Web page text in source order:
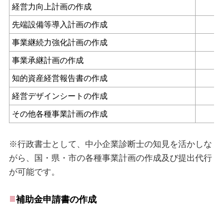
経営力向上計画の作成
先端設備等導入計画の作成
事業継続力強化計画の作成
事業承継計画の作成
知的資産経営報告書の作成
経営デザインシートの作成
その他各種事業計画の作成
※行政書士として、中小企業診断士の知見を活かしな
がら、国・県・市の各種事業計画の作成及び提出代行
が可能です。
補助金申請書の作成